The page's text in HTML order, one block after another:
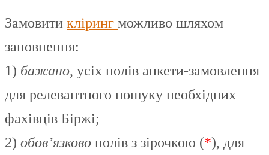
Замовити кліринг можливо шляхом
заповнення:
1) бажано, усіх полів анкети-замовлення
для релевантного пошуку необхідних
фахівців Біржі;
2) обов’язково полів з зірочкою (*), для